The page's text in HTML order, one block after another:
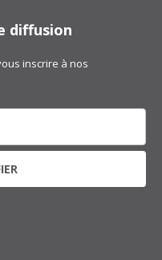
diffusion
inscrire à nos